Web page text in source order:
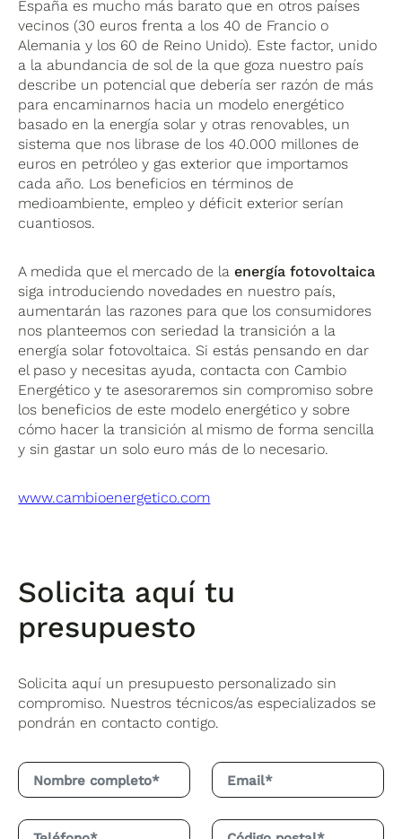
España es mucho más barato que en otros países
vecinos (30 euros frenta a los 40 de Francio o
Alemania y los 60 de Reino Unido). Este factor, unido
a la abundancia de sol de la que goza nuestro país
describe un potencial que debería ser razón de más
para encaminarnos hacia un modelo energético
basado en la energía solar y otras renovables, un
sistema que nos librase de los 40.000 millones de
euros en petróleo y gas exterior que importamos
cada año. Los beneficios en términos de
medioambiente, empleo y déficit exterior serían
cuantiosos.
A medida que el mercado de laenergía fotovoltaica
siga introduciendo novedades en nuestro país,
aumentarán las razones para que los consumidores
nos planteemos con seriedad la transición a la
energía solar fotovoltaica. Si estás pensando en dar
el paso y necesitas ayuda, contacta con Cambio
Energético y te asesoraremos sin compromiso sobre
los beneficios de este modelo energético y sobre
cómo hacer la transición al mismo de forma sencilla
y sin gastar un solo euro más de lo necesario.
www.cambioenergetico.com
Solicita aquí tu
presupuesto
Solicita aquí un presupuesto personalizado sin
compromiso. Nuestros técnicos/as especializados se
pondrán en contacto contigo.